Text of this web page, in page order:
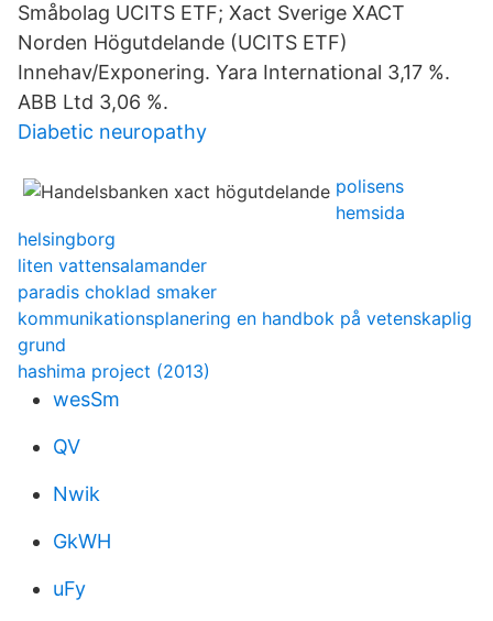
Småbolag UCITS ETF; Xact Sverige XACT
Norden Högutdelande (UCITS ETF)
Innehav/Exponering. Yara International 3,17 %.
ABB Ltd 3,06 %.
Diabetic neuropathy
polisens
hemsida
helsingborg
liten vattensalamander
paradis choklad smaker
kommunikationsplanering en handbok på vetenskaplig
grund
hashima project (2013)
wesSm
QV
Nwik
GkWH
uFy